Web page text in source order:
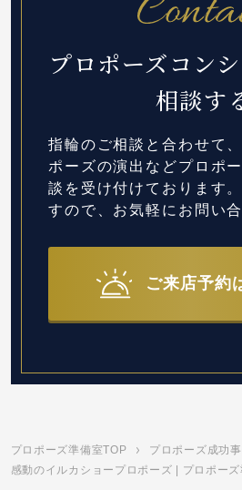
プロポーズコン
相談す
指輪のご相談と合わせて
ポーズの演出などプロポ
談を受け付けております。
すので、お気軽にお問い
ご来店予約
プロポーズ準備室TOP プロポーズ成功事
感動のイルカショープロポーズ | プロポー